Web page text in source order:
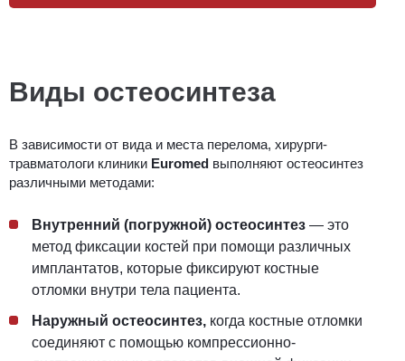
Виды остеосинтеза
В зависимости от вида и места перелома, хирурги-
травматологи клиники Euromed выполняют остеосинтез
различными методами:
Внутренний (погружной) остеосинтез — это
метод фиксации костей при помощи различных
имплантатов, которые фиксируют костные
отломки внутри тела пациента.
Наружный остеосинтез, когда костные отломки
соединяют с помощью компрессионно-